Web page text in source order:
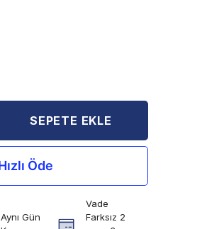
SEPETE EKLE
Aynı Gün
Vade
Farksız 2